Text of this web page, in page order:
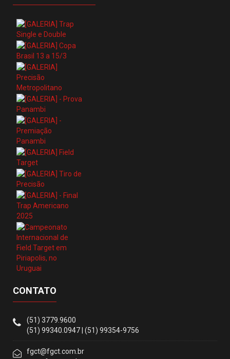
CONTATO
(51) 3779.9600
(51) 99340.0947 | (51) 99354-9756
fgct@fgct.com.br